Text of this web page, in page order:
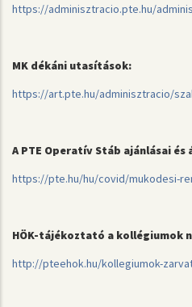
https://adminisztracio.pte.hu/
MK dékáni utasítások:
https://art.pte.hu/adminisztracio/
A PTE Operatív Stáb ajánlásai
https://pte.hu/hu/covid/mukodesi-
HÖK-tájékoztató a kollégiumok
http://pteehok.hu/kollegiumok-